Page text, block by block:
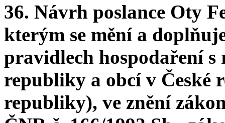
36. Návrh poslance Oty
kterým se mění a
pravidlech hospodaření
republiky a obcí v České
republiky), ve znění